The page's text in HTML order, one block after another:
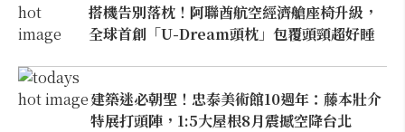
搭機告別落枕！阿聯酋航空經濟艙座椅升級，
全球首創「U-Dream頭枕」包覆頭頸超好睡
建築迷必朝聖！忠泰美術館10週年：藤本壯介
特展打頭陣，1:5大屋根8月震撼空降台北